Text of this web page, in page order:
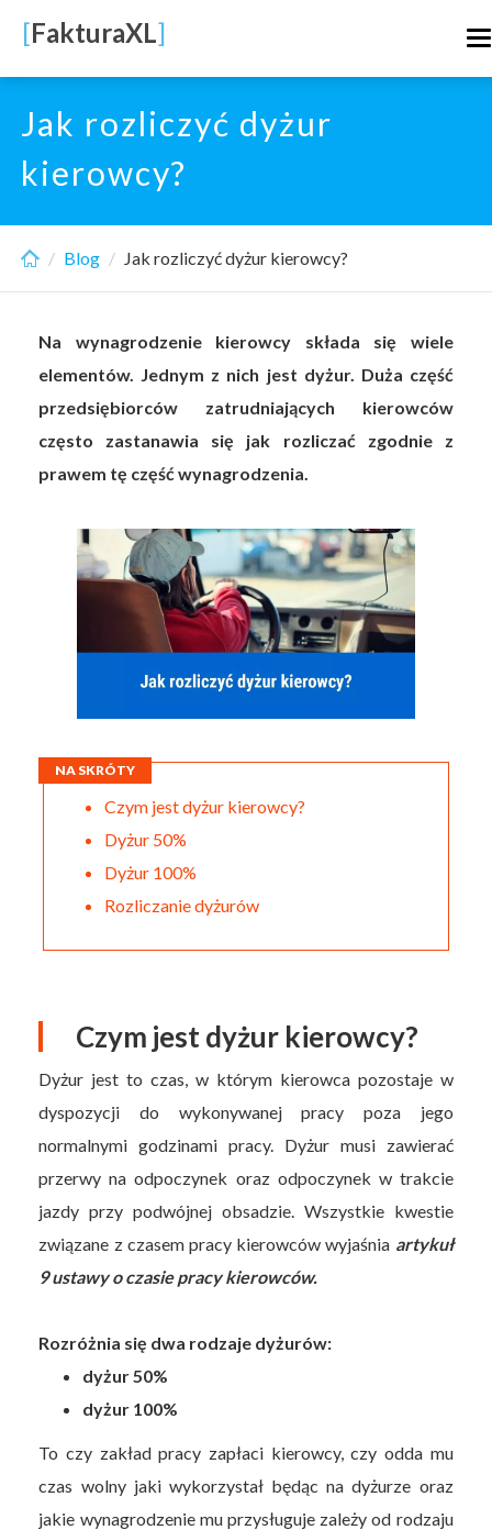
main
content
[FakturaXL]
Jak rozliczyć dyżur
kierowcy?
Blog Jak rozliczyć dyżur kierowcy?
Na wynagrodzenie kierowcy składa się wiele
elementów. Jednym z nich jest dyżur. Duża część
przedsiębiorców zatrudniających kierowców
często zastanawia się jak rozliczać zgodnie z
prawem tę część wynagrodzenia.
NA SKRÓTY
Czym jest dyżur kierowcy?
Dyżur 50%
Dyżur 100%
Rozliczanie dyżurów
Czym jest dyżur kierowcy?
Dyżur jest to czas, w którym kierowca pozostaje w
dyspozycji do wykonywanej pracy poza jego
normalnymi godzinami pracy. Dyżur musi zawierać
przerwy na odpoczynek oraz odpoczynek w trakcie
jazdy przy podwójnej obsadzie. Wszystkie kwestie
związane z czasem pracy kierowców wyjaśnia artykuł
9 ustawy o czasie pracy kierowców.
Rozróżnia się dwa rodzaje dyżurów:
dyżur 50%
dyżur 100%
To czy zakład pracy zapłaci kierowcy, czy odda mu
czas wolny jaki wykorzystał będąc na dyżurze oraz
jakie wynagrodzenie mu przysługuje zależy od rodzaju